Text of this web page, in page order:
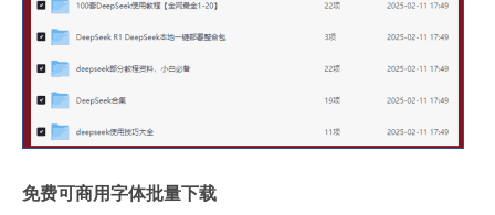
免费可商用字体批量下载